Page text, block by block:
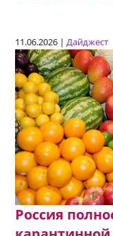
11.06.2026 |Дайджест
Россия